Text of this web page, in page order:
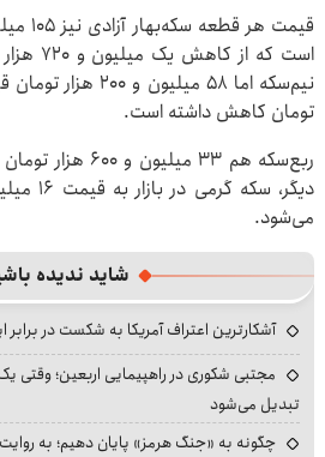
است که
تومان کاهش داشته است.
ربع‌سکه هم ۳۳
می‌شود.
شاید ندیده
آشکارترین اعتراف آمریکا به شکست در برابر
مجتبی شکوری در راهپیمایی اربعین؛ وقتی
تبدیل می‌شود
چگونه به «جنگ هرمز» پایان دهیم؛ به